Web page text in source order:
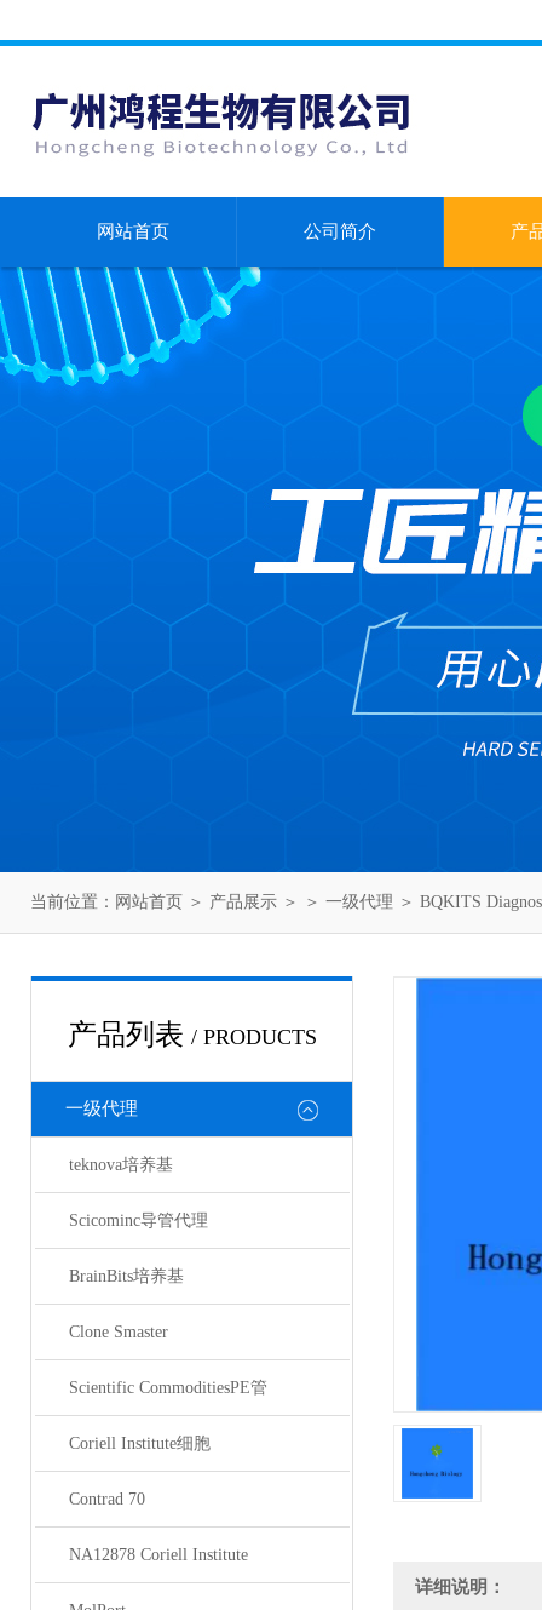
网站首页 公司简介 产
当前位置： 网站首页 ＞ 产品展示 ＞ ＞ 一级代理 ＞ BQKITS
产品列表 / PRODUCTS
一级代理
teknova培养基
Scicominc导管代理
BrainBits培养基
Clone Smaster
Scientific CommoditiesPE管
Coriell Institute细胞
Contrad 70
NA12878 Coriell Institute
详细说明：